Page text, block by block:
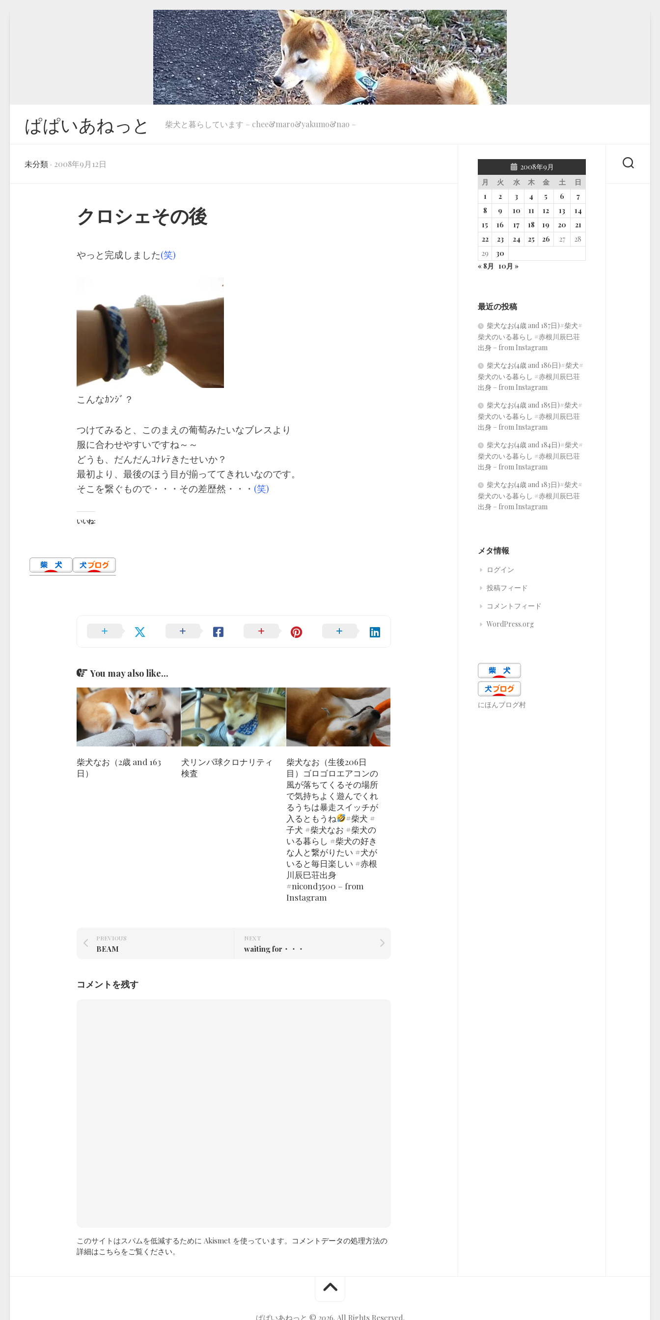
ぱぱいあねっと 柴犬と暮らしています – chee&maro&yakumo&nao –
未分類 · 2008年9月12日
クロシェその後
やっと完成しました(笑)
こんなｶﾝｼﾞ？
つけてみると、このまえの葡萄みたいなブレスより
服に合わせやすいですね～～
どうも、だんだんｺﾅﾚﾃきたせいか？
最初より、最後のほう目が揃っててきれいなのです。
そこを繋ぐもので・・・その差歴然・・・ (笑)
いいね:
You may also like...
柴犬なお（2歳 and 163
日）
犬リンパ球クロナリティ
検査
柴犬なお（生後206日
目）ゴロゴロエアコンの
風が落ちてくるその場所
で気持ちよく遊んでくれ
るうちは暴走スイッチが
入るともうね
#柴犬 #
子犬 #柴犬なお #柴犬の
いる暮らし #柴犬の好き
な人と繋がりたい #犬が
いると毎日楽しい #赤根
川辰巳荘出身
#nicond3500 – from
Instagram
NEXT
waiting for・・・
PREVIOUS
BEAM
コメントを残す
このサイトはスパムを低減するために Akismet を使っています。 コメントデータの処理方法の
詳細はこちらをご覧ください。
2008年9月
月
火 水 木 金 土
日
1
2 3 4 5 6
7
8
9 10 11 12 13
14
15
16 17 18 19 20
21
22
23 24 25 26 27
28
29
30
« 8月 10月 »
最近の投稿
柴犬なお(4歳 and 187日)#柴犬#
柴犬のいる暮らし #赤根川辰巳荘
出身 – from Instagram
柴犬なお(4歳 and 186日)#柴犬#
柴犬のいる暮らし #赤根川辰巳荘
出身 – from Instagram
柴犬なお(4歳 and 185日)#柴犬#
柴犬のいる暮らし #赤根川辰巳荘
出身 – from Instagram
柴犬なお(4歳 and 184日)#柴犬#
柴犬のいる暮らし #赤根川辰巳荘
出身 – from Instagram
柴犬なお(4歳 and 183日)#柴犬#
柴犬のいる暮らし #赤根川辰巳荘
出身 – from Instagram
メタ情報
ログイン
投稿フィード
コメントフィード
WordPress.org
にほんブログ村
ぱぱいあねっと © 2026. All Rights Reserved.